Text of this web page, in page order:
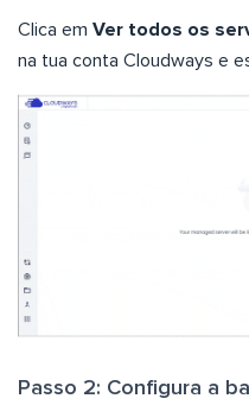
Clica em Ver todos os
na tua conta Cloudways e
Passo 2: Configura a